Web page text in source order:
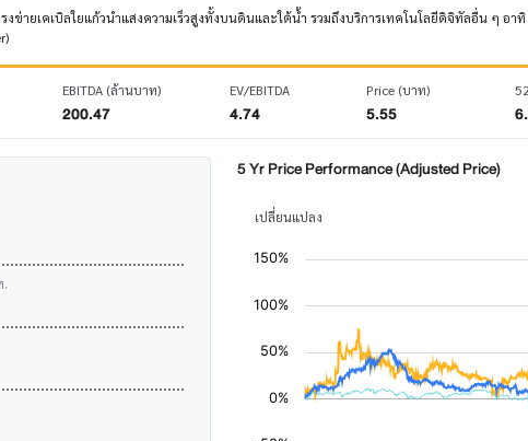
ข่ายเคเบิลใยแก้วนำแสงความเร็วสูงทั้งบนดินและใต้น้ำ รวมถึงบริการเทคโนโลยีดิจิทัลอื่น ๆ อ
EBITDA (ล้านบาท)
200.47
EV/EBITDA
4.74
Price (บาท)
5.55
.
5 Yr Price Performance (Adjusted Price)
เปลี่ยนแปลง